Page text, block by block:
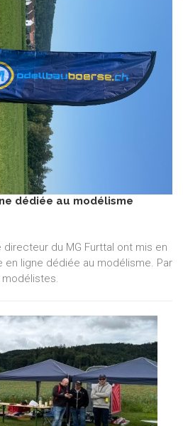
dédiée au modélisme
du MG Furttal ont mis en
en ligne dédiée au modélisme. Par